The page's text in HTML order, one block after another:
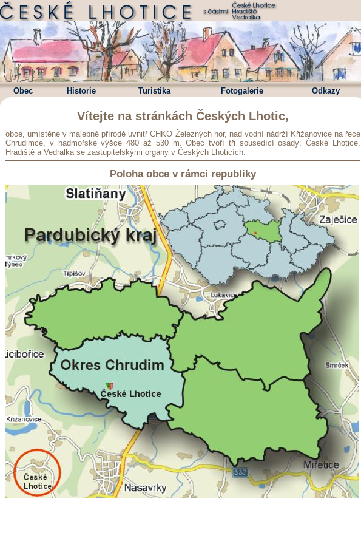
České Lhotice s částmi České Lhotice, Vedralka a Hradiště
Obec Historie Turistika Fotogalerie Odkazy
Vítejte na stránkách Českých Lhotic,
obce, umístěné v malebné přírodě uvnitř CHKO Železných hor, nad vodní nádrží Křižanovice na řece
Chrudimce, v nadmořské výšce 480 až 530 m. Obec tvoří tři sousedící osady: České Lhotice,
Hradiště a Vedralka se zastupitelskými orgány v Českých Lhoticích.
Poloha obce v rámci republiky